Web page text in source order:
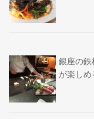
銀座の鉄
が楽しめ